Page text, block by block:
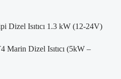
Dizel Isıtıcı 1.3 kW (12-24V)
Marin Dizel Isıtıcı (5kW –